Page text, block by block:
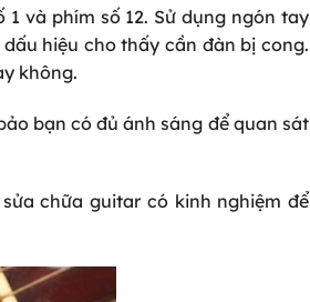
và phím số 12. Sử dụng ngón tay
hiệu cho thấy cần đàn bị cong.
không.
bạn có đủ ánh sáng để quan sát
chữa guitar có kinh nghiệm để